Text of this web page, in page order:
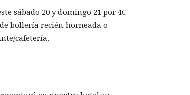
sábado 20 y domingo 21 por 4€
bollería recién horneada o
cafetería.